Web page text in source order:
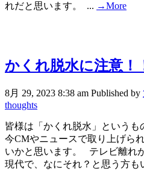
れだと思います。 ... →More
かくれ脱水に注意！
8月 29, 2023 8:38 am Published by
thoughts
皆様は「かくれ脱水」という
今CMやニュースで取り上げら
いかと思います。 テレビ離れ
現代で、なにそれ？と思う方も